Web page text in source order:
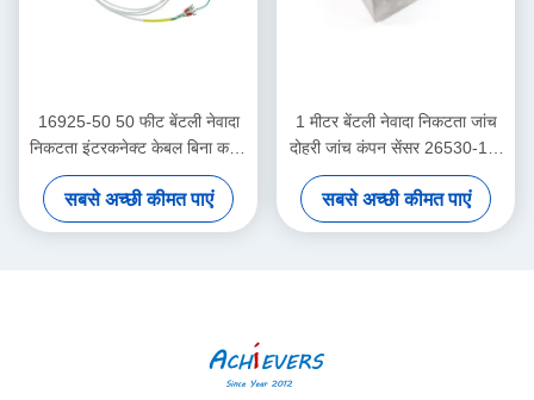
16925-50 50 फीट बेंटली नेवादा
निकटता इंटरकनेक्ट केबल बिना कवच
के
सबसे अच्छी कीमत पाएं
1 मीटर बेंटली नेवादा निकटता जांच
दोहरी जांच कंपन सेंसर 26530-12-
10-00-000-309-00-03-01
सबसे अच्छी कीमत पाएं